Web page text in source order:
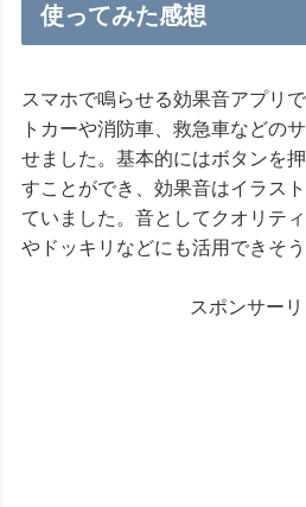
使ってみた感想
スマホで鳴らせる効果音アプリ
トカーや消防車、救急車などの
せました。基本的にはボタンを
すことができ、効果音はイラス
ていました。音としてクオリテ
やドッキリなどにも活用できそう
スポンサーリ